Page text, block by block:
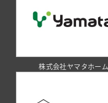
株式会社ヤマタホーム